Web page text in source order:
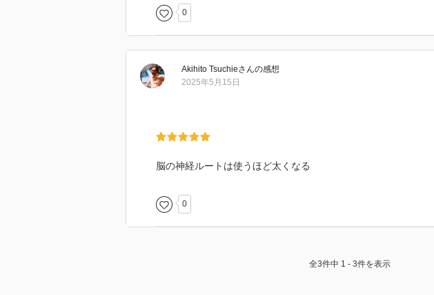
0
Akihito Tsuchieさんの感想
2025年5月15日
脳の神経ルートは使うほど太くなる
0
全3件中 1 - 3件を表示